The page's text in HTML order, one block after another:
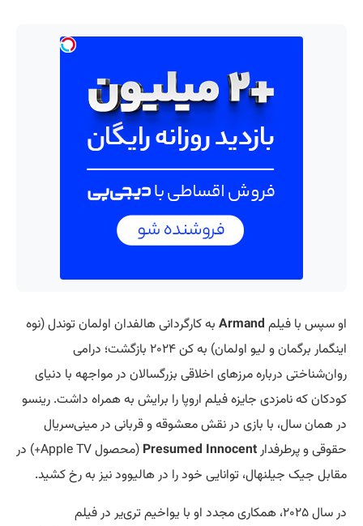
او سپس با فیلم Armand به کارگردانی هالفدان اولمان توندل (نوه
اینگمار برگمان و لیو اولمان) به کن ۲۰۲۴ بازگشت؛ درامی
روان‌شناختی درباره مرزهای اخلاقی بزرگسالان در مواجهه با دنیای
کودکان که نامزدی جایزه فیلم اروپا را برایش به همراه داشت. رینسو
در همان سال، با بازی در نقش معشوقه و قربانی در مینی‌سریال
حقوقی و پرطرفدارPresumed Innocent
(محصول Apple TV+) در
مقابل جیک جیلنهال، توانایی خود را در هالیوود نیز به رخ کشید.
در سال ۲۰۲۵، همکاری مجدد او با یواخیم تری‌یر در فیلم